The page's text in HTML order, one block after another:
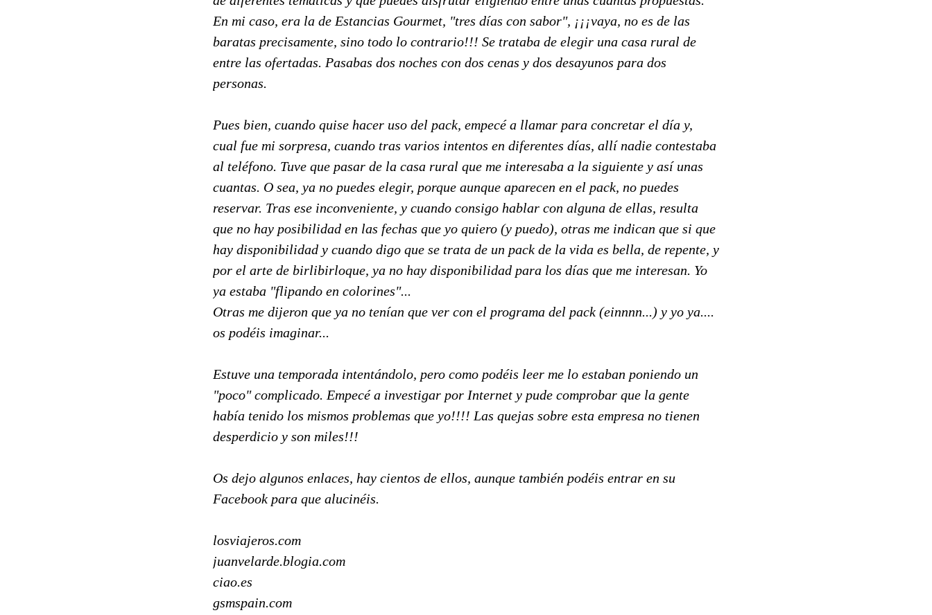
En mi caso, era la de Estancias Gourmet, "tres días con sabor", ¡¡¡vaya, no es de las
baratas precisamente, sino todo lo contrario!!! Se trataba de elegir una casa rural de
entre las ofertadas. Pasabas dos noches con dos cenas y dos desayunos para dos
personas.
Pues bien, cuando quise hacer uso del pack, empecé a llamar para concretar el día y,
cual fue mi sorpresa, cuando tras varios intentos en diferentes días, allí nadie contestaba
al teléfono. Tuve que pasar de la casa rural que me interesaba a la siguiente y así unas
cuantas. O sea, ya no puedes elegir, porque aunque aparecen en el pack, no puedes
reservar. Tras ese inconveniente, y cuando consigo hablar con alguna de ellas, resulta
que no hay posibilidad en las fechas que yo quiero (y puedo), otras me indican que si que
hay disponibilidad y cuando digo que se trata de un pack de la vida es bella, de repente, y
por el arte de birlibirloque, ya no hay disponibilidad para los días que me interesan. Yo
ya estaba "flipando en colorines"...
Otras me dijeron que ya no tenían que ver con el programa del pack (einnnn...) y yo ya....
os podéis imaginar...
Estuve una temporada intentándolo, pero como podéis leer me lo estaban poniendo un
"poco" complicado. Empecé a investigar por Internet y pude comprobar que la gente
había tenido los mismos problemas que yo!!!! Las quejas sobre esta empresa no tienen
desperdicio y son miles!!!
Os dejo algunos enlaces, hay cientos de ellos, aunque también podéis entrar en su
Facebook para que alucinéis.
losviajeros.com
juanvelarde.blogia.com
ciao.es
gsmspain.com